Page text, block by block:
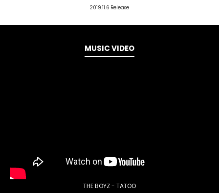
2019.11.6 Release
MUSIC VIDEO
THE BOYZ - TATOO